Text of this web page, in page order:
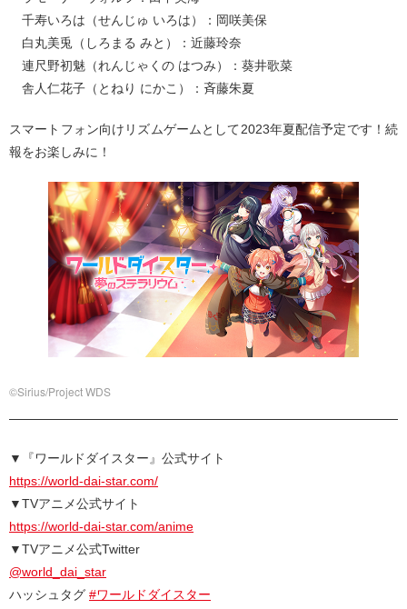
千寿いろは（せんじゅ いろは）：岡咲美保
白丸美兎（しろまる みと）：近藤玲奈
連尺野初魅（れんじゃくの はつみ）：葵井歌菜
舎人仁花子（とねり にかこ）：斉藤朱夏
スマートフォン向けリズムゲームとして2023年夏配信予定です！続
報をお楽しみに！
©Sirius/Project WDS
▼『ワールドダイスター』公式サイト
https://world-dai-star.com/
▼TVアニメ公式サイト
https://world-dai-star.com/anime
▼TVアニメ公式Twitter
@world_dai_star
ハッシュタグ #ワールドダイスター